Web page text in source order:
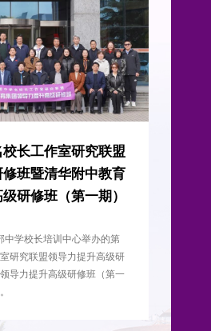
聚力提升治理效能 同心擘画集团新
——清华附中召开2025年度集团校
3月7日至8日，清华附中教育集团召开2025年度集
办学质量和干部考核交流工作会。